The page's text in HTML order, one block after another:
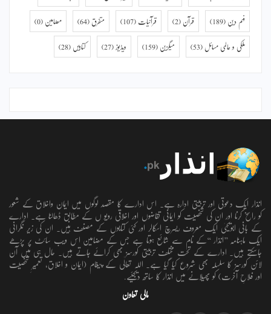
فہم دین (189) قرآن (2) قرآنیات (107) متفرق (64) مضامین (0)
ملکی و عالمی مسائل (53) میگزین (159) ویڈیوز (27) کتابیں (28)
انذار ایک دعوتی اور تربیتی ادارہ ہے۔ اس ادارے کا مقصد لوگوں میں ایمان واخلاق کے شعور
کو راسخ کرنا اور ان کی شخصیت کو ایمانی تقاضوں اور اخلاقی رویو ں کے مطابق ڈھالنا ہے۔ ادارے
کے بانی ابویحییٰ ایک معروف ریسرچ اسکالر اور کئی کتابوں کے مصنف ہیں۔ ان کی زیر نگرانی
ایک ماہنامہ ’’انذار ‘‘کے نام سے شائع ہوتا ہے جس کے مضامین اس ویب سائٹ پر پڑھے
جاسکتے ہیں۔ ادارے کے تحت مختلف تربیتی کورسز بھی کرائے جاتے ہیں۔ حال ہی میں آن
لائن کورسز کا سلسلہ بھی شروع کیا گیا ہے۔ اللہ تعالٰی کے پیغام (ایمان و اخلاق، تعمیرِ شخصیت
اور فلاحِ آخرت) کو پھیلانے میں انذار کا ساتھ دیجئیے.
مالی تعاون